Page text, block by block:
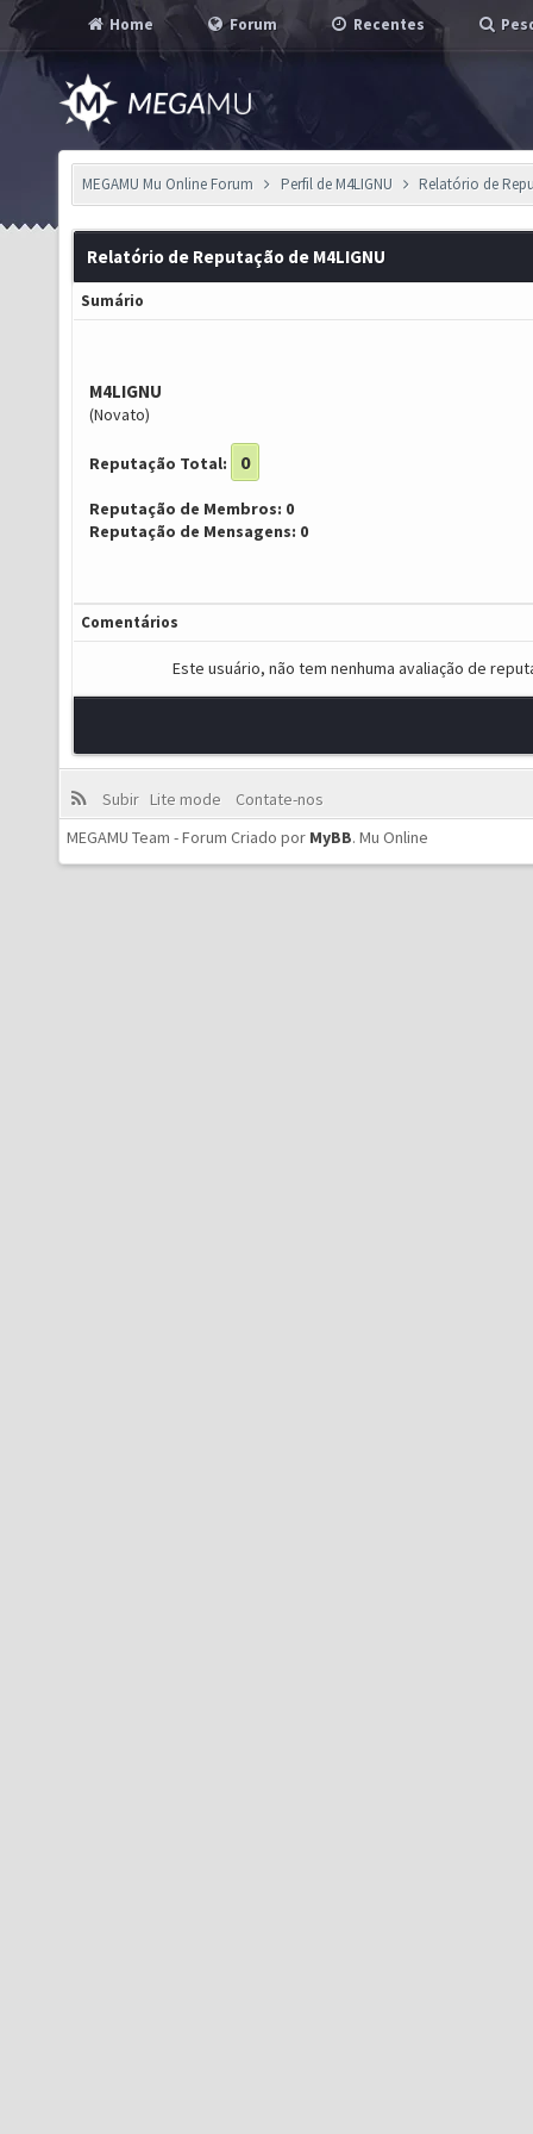
Home Forum Recentes
MEGAMU Mu Online Forum Perfil de M4LIGNU Relatório de
Relatório de Reputação de M4LIGNU
Sumário
M4LIGNU
(Novato)
Reputação Total: 0
Reputação de Membros: 0
Reputação de Mensagens: 0
Comentários
Este usuário, não tem nenhuma avaliação de
Subir Lite mode
Contate-nos
MEGAMU Team - Forum Criado por MyBB. Mu Online